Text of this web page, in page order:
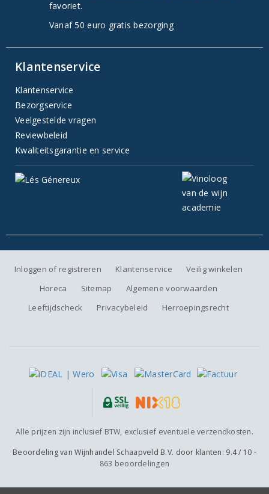
favoriet.
Vanaf 50 euro gratis bezorging
Klantenservice
Klantenservice
Bezorgservice
Veelgestelde vragen
Reviewbeleid
Kwaliteitsgarantie en service
Inloggen of registreren Klantenservice
Veilig winkelen
Horeca
Sitemap
Algemene voorwaarden
Leeftijdscheck
Privacybeleid Herroepingsrecht
Alle prijzen zijn inclusief BTW, exclusief eventuele verzendkosten.
Beoordeling vanWijnhandel Schaapveld B.V. door klanten: 9.4/ 10 -
863 beoordelingen